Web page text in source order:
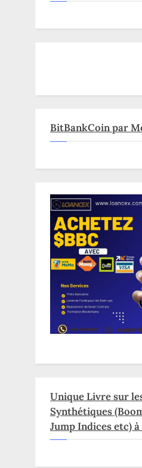
BitBankCoin par
Unique Livre sur
Synthétiques
Jump Indices etc) à